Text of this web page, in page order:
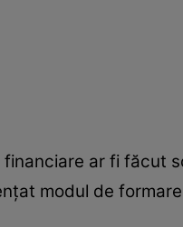
ar fi făcut
modul de formare